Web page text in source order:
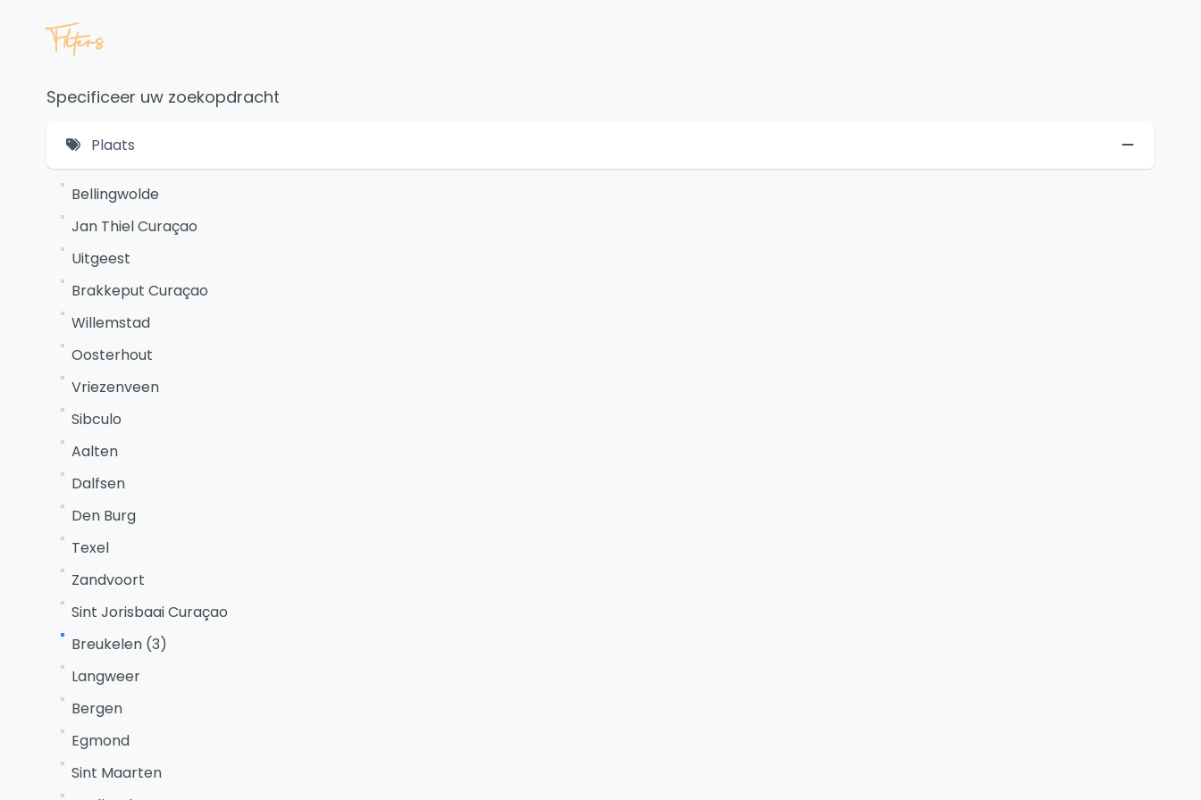
Filters
Specificeer uw zoekopdracht
Plaats
Bellingwolde
Jan Thiel Curaçao
Uitgeest
Brakkeput Curaçao
Willemstad
Oosterhout
Vriezenveen
Sibculo
Aalten
Dalfsen
Den Burg
Texel
Zandvoort
Sint Jorisbaai Curaçao
Breukelen (3)
Langweer
Bergen
Egmond
Sint Maarten